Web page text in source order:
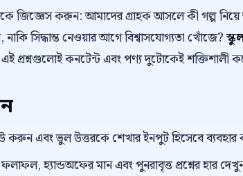
জিজ্ঞেস করুন: আমাদের গ্রাহক আসলে কী গল্প
সিদ্ধান্ত নেওয়ার আগে বিশ্বাসযোগ্যতা খোঁজে?
প্রশ্নগুলোই কনটেন্ট এবং পণ্য দুটোকেই শক্তিশালী
করুন এবং ভুল উত্তরকে শেখার ইনপুট হিসেবে
হ্যান্ডঅফের মান এবং পুনরাবৃত্ত প্রশ্নের হার